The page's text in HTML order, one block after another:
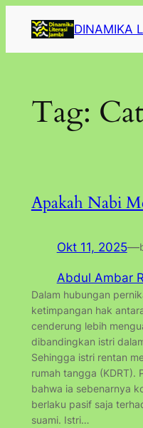
konten
DINAMIKA
Tag:
Apakah Nabi
Okt 11, 2025—
Abdul Ambar
Dalam hubungan
ketimpangan hak
cenderung lebih
dibandingkan istri
Sehingga istri rentan
rumah tangga (KDRT).
bahwa ia sebenarnya
berlaku pasif saja
suami. Istri…